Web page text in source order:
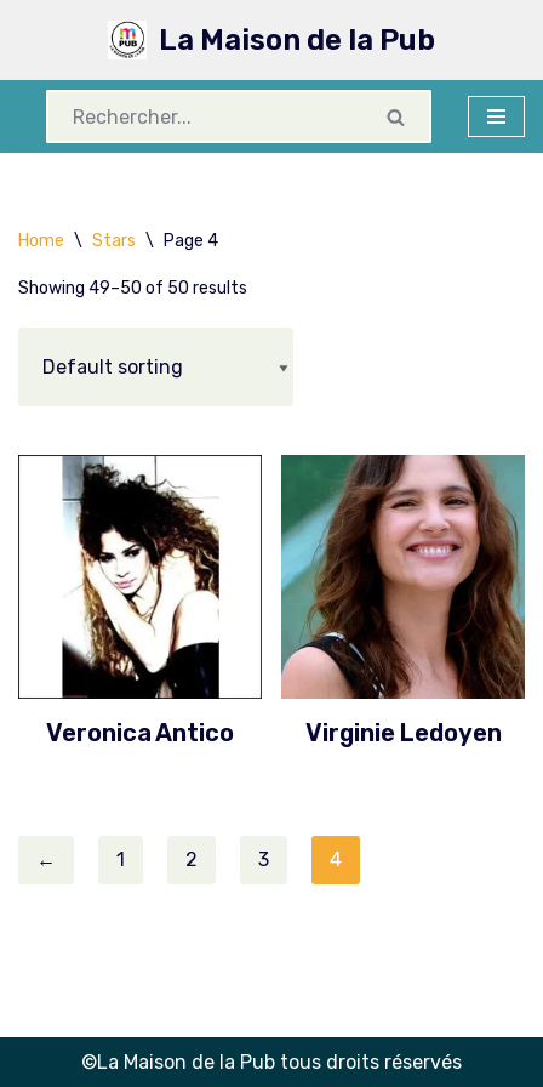
contenu
La Maison de la Pub
Home \ Stars \ Page 4
Showing 49–50 of 50 results
Veronica Antico Virginie Ledoyen
← 1 2 3 4
©La Maison de la Pub tous droits réservés